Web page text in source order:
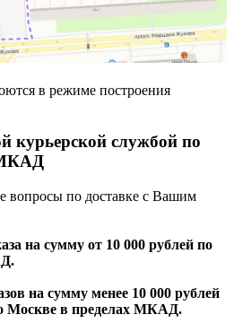
в режиме построения
курьерской службой по
МКАД
вопросы по доставке с Вашим
на сумму от 10 000 рублей по
на сумму менее 10 000 рублей
Москве в пределах МКАД.